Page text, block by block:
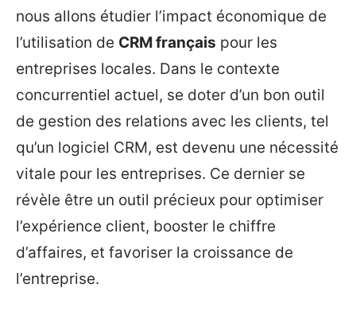
nous allons étudier l’impact économique de
l’utilisation de CRM français pour les
entreprises locales. Dans le contexte
concurrentiel actuel, se doter d’un bon outil
de gestion des relations avec les clients, tel
qu’un logiciel CRM, est devenu une nécessité
vitale pour les entreprises. Ce dernier se
révèle être un outil précieux pour optimiser
l’expérience client, booster le chiffre
d’affaires, et favoriser la croissance de
l’entreprise.